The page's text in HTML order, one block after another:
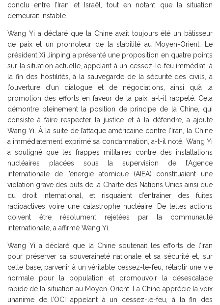
conclu entre l’Iran et Israël, tout en notant que la situation
demeurait instable.
Wang Yi a déclaré que la Chine avait toujours été un bâtisseur
de paix et un promoteur de la stabilité au Moyen-Orient. Le
président Xi Jinping a présenté une proposition en quatre points
sur la situation actuelle, appelant à un cessez-le-feu immédiat, à
la fin des hostilités, à la sauvegarde de la sécurité des civils, à
l’ouverture d’un dialogue et de négociations, ainsi qu’à la
promotion des efforts en faveur de la paix, a-t-il rappelé. Cela
démontre pleinement la position de principe de la Chine, qui
consiste à faire respecter la justice et à la défendre, a ajouté
Wang Yi. À la suite de l’attaque américaine contre l’Iran, la Chine
a immédiatement exprimé sa condamnation, a-t-il noté. Wang Yi
a souligné que les frappes militaires contre des installations
nucléaires placées sous la supervision de l’Agence
internationale de l’énergie atomique (AIEA) constituaient une
violation grave des buts de la Charte des Nations Unies ainsi que
du droit international, et risquaient d’entraîner des fuites
radioactives voire une catastrophe nucléaire. De telles actions
doivent être résolument rejetées par la communauté
internationale, a affirmé Wang Yi.
Wang Yi a déclaré que la Chine soutenait les efforts de l’Iran
pour préserver sa souveraineté nationale et sa sécurité et, sur
cette base, parvenir à un véritable cessez-le-feu, rétablir une vie
normale pour la population et promouvoir la désescalade
rapide de la situation au Moyen-Orient. La Chine apprécie la voix
unanime de l’OCI appelant à un cessez-le-feu, à la fin des